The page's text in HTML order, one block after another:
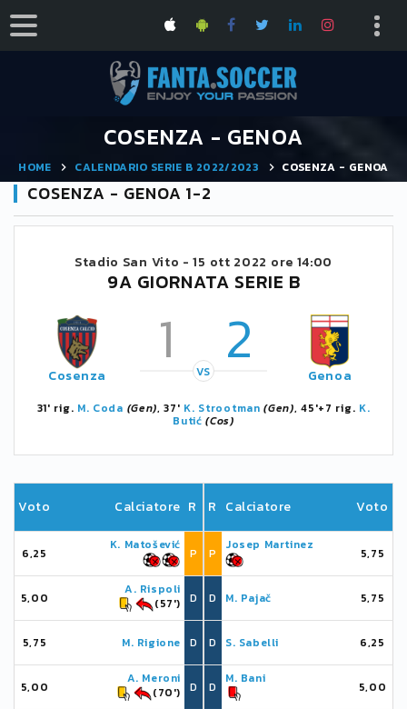
COSENZA - GENOA
HOME CALENDARIO SERIE B 2022/2023 COSENZA - GENOA
COSENZA - GENOA 1-2
Stadio San Vito -15 ott 2022 ore 14:00
9A GIORNATA SERIE B
Cosenza 1 2
VS Genoa
31' rig. M. Coda (Gen), 37' K. Strootman (Gen), 45'+7 rig. K.
Butić (Cos)
Voto Calciatore R
6,25
K. Matošević
P
5,00
A. Rispoli
(57')
D
5,75 M. Rigione D
5,00
A. Meroni
(70')
D
R Calciatore Voto
P
Josep Martinez
5,75
D M. Pajač 5,75
D S. Sabelli 6,25
D
M. Bani
5,00